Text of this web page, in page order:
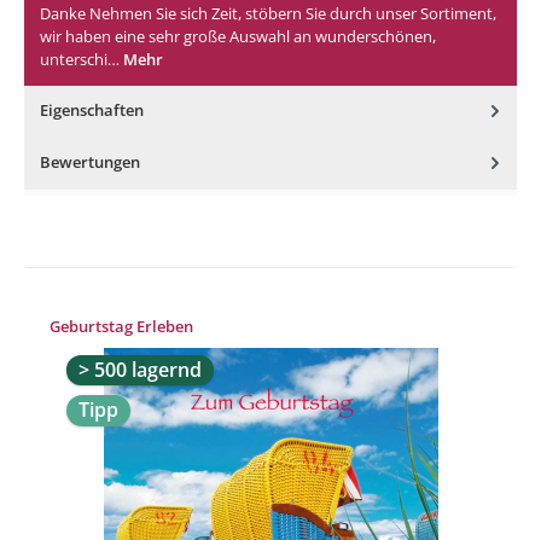
Danke Nehmen Sie sich Zeit, stöbern Sie durch unser Sortiment,
wir haben eine sehr große Auswahl an wunderschönen,
unterschi… Mehr
Eigenschaften
Bewertungen
Produktgalerie überspringen
Geburtstag Erleben
> 500 lagernd
Tipp